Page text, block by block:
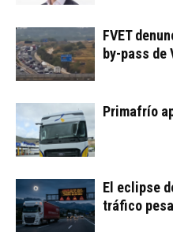
FVET
by-pass de
Primafrío
El eclipse
tráfico